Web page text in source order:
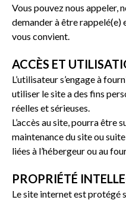
Vous pouvez nous appeler,
demander à être rappelé(e)
vous convient.
ACCÈS ET
L’utilisateur s’engage à
utiliser le site a des fins
réelles et sérieuses.
L’accès au site, pourra être
maintenance du site ou
liées à l’hébergeur ou au
PROPRIÉTÉ
Le site internet est protégé